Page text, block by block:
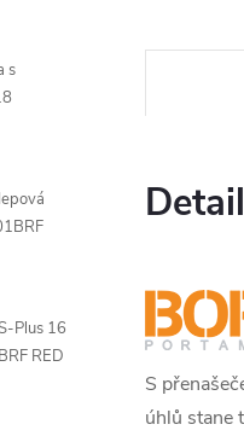
s
Plus 16
RED
S
úhlů stane